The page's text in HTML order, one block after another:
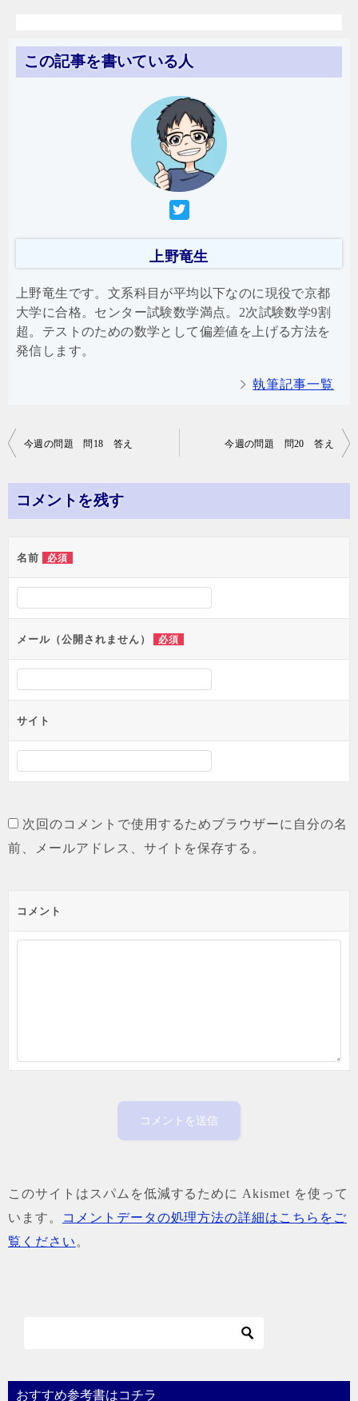
この記事を書いている人
上野竜生
上野竜生です。文系科目が平均以下なのに現役で京都
大学に合格。センター試験数学満点。2次試験数学9割
超。テストのための数学として偏差値を上げる方法を
発信します。
執筆記事一覧
投
ナ
ビ
ン
今週の問題 問18 答え 今週の問題 問20 答え
コメントを残す
名前 必須
メール（公開されません） 必須
サイト
次回のコメントで使用するためブラウザーに自分の名
前、メールアドレス、サイトを保存する。
コメント
このサイトはスパムを低減するために Akismet を使って
います。
コメントデータの処理方法の詳細はこちらをご
覧ください。
おすすめ参考書はコチラ